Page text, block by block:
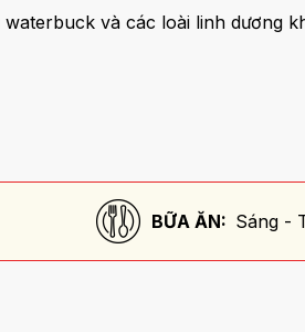
và các loài linh dương
BỮA ĂN: Sáng -